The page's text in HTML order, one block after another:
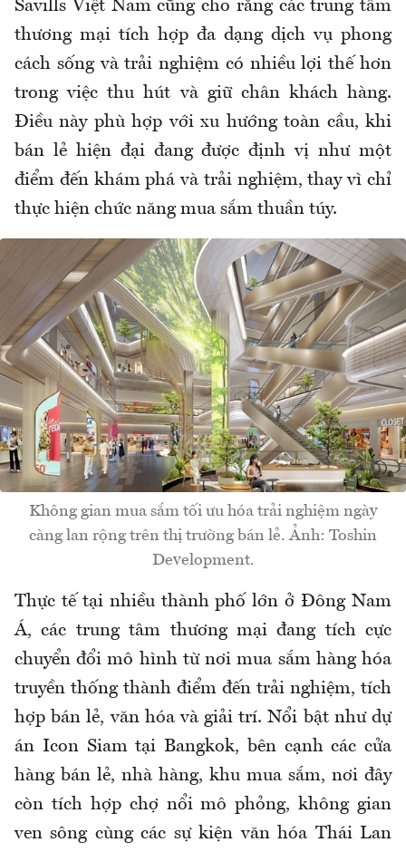
Savills Việt Nam cũng cho rằng các trung tâm
thương mại tích hợp đa dạng dịch vụ phong
cách sống và trải nghiệm có nhiều lợi thế hơn
trong việc thu hút và giữ chân khách hàng.
Điều này phù hợp với xu hướng toàn cầu, khi
bán lẻ hiện đại đang được định vị như một
điểm đến khám phá và trải nghiệm, thay vì chỉ
thực hiện chức năng mua sắm thuần túy.
Không gian mua sắm tối ưu hóa trải nghiệm ngày
càng lan rộng trên thị trường bán lẻ. Ảnh: Toshin
Development.
Thực tế tại nhiều thành phố lớn ở Đông Nam
Á, các trung tâm thương mại đang tích cực
chuyển đổi mô hình từ nơi mua sắm hàng hóa
truyền thống thành điểm đến trải nghiệm, tích
hợp bán lẻ, văn hóa và giải trí. Nổi bật như dự
án Icon Siam tại Bangkok, bên cạnh các cửa
hàng bán lẻ, nhà hàng, khu mua sắm, nơi đây
còn tích hợp chợ nổi mô phỏng, không gian
ven sông cùng các sự kiện văn hóa Thái Lan